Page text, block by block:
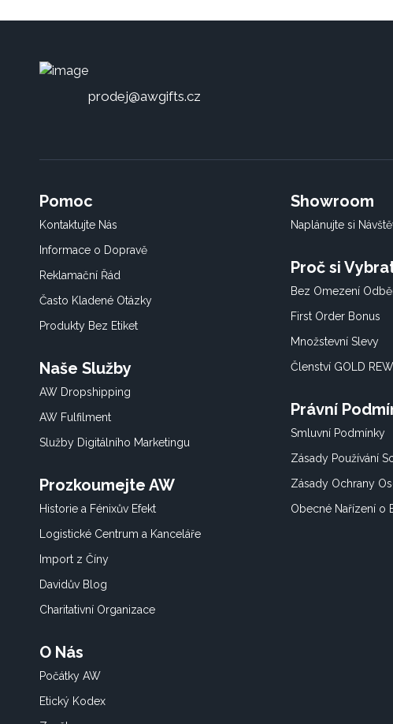
prodej@awgifts.cz
Pomoc
Kontaktujte Nás
Informace o Dopravě
Reklamační Řád
Často Kladené Otázky
Produkty Bez Etiket
Naše Služby
AW Dropshipping
AW Fulfilment
Služby Digitálního Marketingu
Prozkoumejte AW
Historie a Fénixův Efekt
Logistické Centrum a Kanceláře
Import z Číny
Davidův Blog
Charitativní Organizace
O Nás
Počátky AW
Etický Kodex
Showroom
Naplánujte si
Proč si
Bez Omezení
First Order Bonus
Množstevní Slevy
Členství GOLD
Právní
Smluvní Podmínky
Zásady Používání
Zásady Ochrany
Obecné Nařízení o